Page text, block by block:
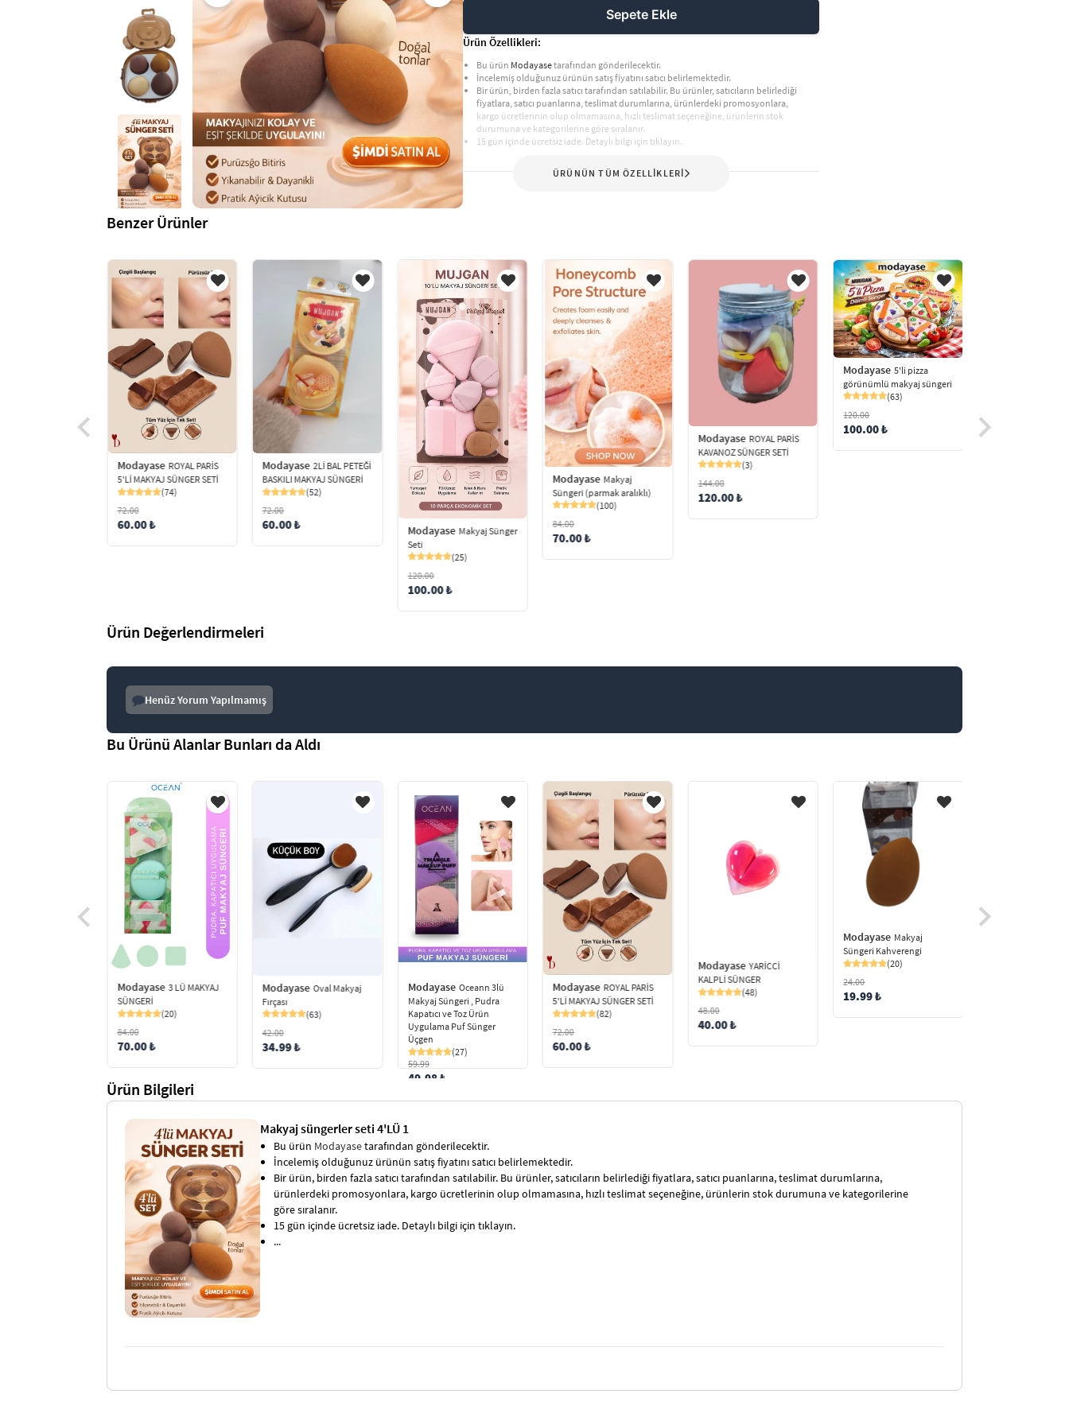
Sepete Ekle
Ürün Özellikleri:
Bu ürün Modayasetarafından gönderilecektir.
İncelemiş olduğunuz ürünün satış fiyatını satıcı belirlemektedir.
Bir ürün, birden fazla satıcı tarafından satılabilir. Bu ürünler, satıcıların belirlediği
fiyatlara, satıcı puanlarına, teslimat durumlarına, ürünlerdeki promosyonlara,
kargo ücretlerinin olup olmamasına, hızlı teslimat seçeneğine, ürünlerin stok
durumuna ve kategorilerine göre sıralanır.
15 gün içinde ücretsiz iade. Detaylı bilgi için tıklayın.
ÜRÜNÜN TÜM ÖZELLİKLERİ
Benzer Ürünler
Modayase ROYAL PARİS
5'Lİ MAKYAJ SÜNGER SETİ
(74)
72.00
60.00 ₺
Modayase 2Lİ BAL PETEĞİ
BASKILI MAKYAJ SÜNGERİ
(52)
72.00
60.00 ₺ Modayase Makyaj Sünger
Seti
(25)
120.00
100.00 ₺
Modayase Makyaj
Süngeri (parmak aralıklı)
(100)
84.00
70.00 ₺
Modayase ROYAL PARİS
KAVANOZ SÜNGER SETİ
(3)
144.00
120.00 ₺
Modayase 5'li pizza
görünümlü makyaj süngeri
(63)
120.00
100.00 ₺
Ürün Değerlendirmeleri
Henüz Yorum Yapılmamış
Bu Ürünü Alanlar Bunları da Aldı
Modayase 3 LÜ MAKYAJ
SÜNGERİ
(20)
84.00
70.00 ₺
Modayase Oval Makyaj
Fırçası
(63)
42.00
34.99 ₺
Modayase Oceann 3lü
Makyaj Süngeri , Pudra
Kapatıcı ve Toz Ürün
Uygulama Puf Sünger
Üçgen
(27)
59.99
49.98 ₺
Modayase ROYAL PARİS
5'Lİ MAKYAJ SÜNGER SETİ
(82)
72.00
60.00 ₺
Modayase YARİCCİ
KALPLİ SÜNGER
(48)
48.00
40.00 ₺
Modayase Makyaj
Süngeri Kahverengi
(20)
24.00
19.99 ₺
Ürün Bilgileri
Makyaj süngerler seti 4'LÜ 1
Bu ürün Modayasetarafından gönderilecektir.
İncelemiş olduğunuz ürünün satış fiyatını satıcı belirlemektedir.
Bir ürün, birden fazla satıcı tarafından satılabilir. Bu ürünler, satıcıların belirlediği fiyatlara, satıcı puanlarına, teslimat durumlarına,
ürünlerdeki promosyonlara, kargo ücretlerinin olup olmamasına, hızlı teslimat seçeneğine, ürünlerin stok durumuna ve kategorilerine
göre sıralanır.
15 gün içinde ücretsiz iade. Detaylı bilgi için tıklayın.
...